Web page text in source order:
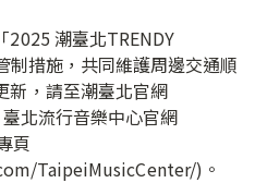
潮臺北TRENDY
制措施，共同維護周邊交通順
新，請至潮臺北官網
北流行音樂中心官網
頁
TaipeiMusicCenter/)。